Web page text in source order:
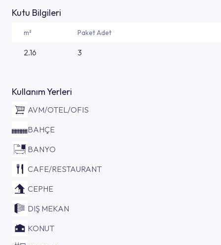
Kutu Bilgileri
m² Paket Adet
2.16 3
Kullanım Yerleri
AVM/OTEL/OFIS
BAHÇE
BANYO
CAFE/RESTAURANT
CEPHE
DIŞ MEKAN
KONUT